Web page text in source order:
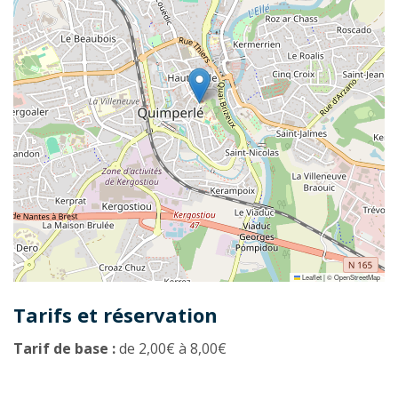
Leaflet|©OpenStreetMap
Tarifs et réservation
Tarif de base :de 2,00€ à 8,00€